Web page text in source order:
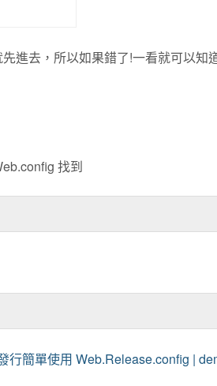
進去，所以如果錯了!一看就可以知
找到
行簡單使用 Web.Release.config |